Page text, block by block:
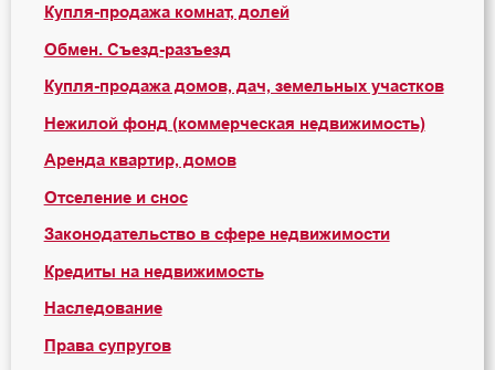
Купля-продажа комнат, долей
Обмен. Съезд-разъезд
Купля-продажа домов, дач, земельных участков
Нежилой фонд (коммерческая недвижимость)
Аренда квартир, домов
Отселение и снос
Законодательство в сфере недвижимости
Кредиты на недвижимость
Наследование
Права супругов